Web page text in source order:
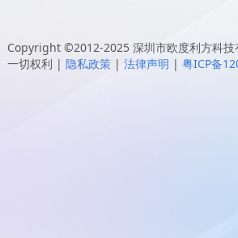
Copyright ©2012-2025 深圳市欧度利方科技
一切权利 | 隐私政策 | 法律声明 | 粤ICP备